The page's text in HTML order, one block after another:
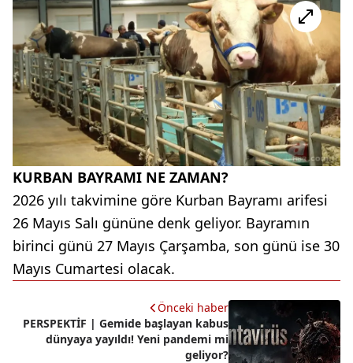
KURBAN BAYRAMI NE ZAMAN?
2026 yılı takvimine göre Kurban Bayramı arifesi
26 Mayıs Salı gününe denk geliyor. Bayramın
birinci günü 27 Mayıs Çarşamba, son günü ise 30
Mayıs Cumartesi olacak.
Önceki haber
PERSPEKTİF | Gemide başlayan kabus
dünyaya yayıldı! Yeni pandemi mi
geliyor?